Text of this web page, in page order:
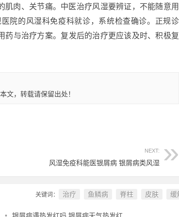
肉、关节痛。中医治疗风湿要辨证，不能随意用
院的风湿科免疫科就诊，系统检查确诊。正规诊
与治疗方案。复发后的治疗更应该及时、积极复
文，转载请保留出处！
NEXT:
风湿免疫科能医银屑病 银屑病类风湿
关键词： 治疗 鱼鳞病 脊柱 皮肤 缓